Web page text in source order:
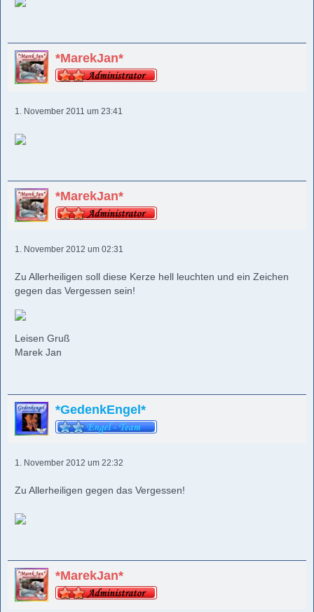
*MarekJan*
1. November 2011 um 23:41
*MarekJan*
1. November 2012 um 02:31
Zu Allerheiligen soll diese Kerze hell leuchten und ein Zeichen
gegen das Vergessen sein!
Leisen Gruß
Marek Jan
*GedenkEngel*
1. November 2012 um 22:32
Zu Allerheiligen gegen das Vergessen!
*MarekJan*